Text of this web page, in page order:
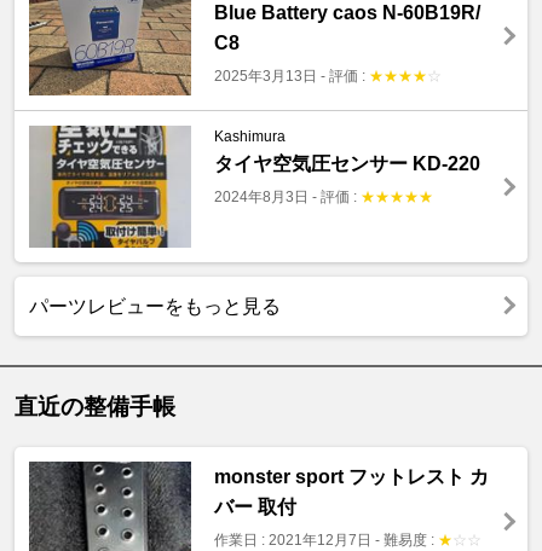
Blue Battery caos N-60B19R/
C8
2025年3月13日 - 評価 : ★★★★ ☆
Kashimura
タイヤ空気圧センサー KD-220
2024年8月3日 - 評価 : ★★★★★
パーツレビューをもっと見る
直近の整備手帳
monster sport フットレスト カ
バー 取付
作業日 : 2021年12月7日 - 難易度 : ★ ☆ ☆